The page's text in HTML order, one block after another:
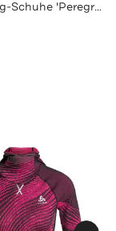
Trailrunning-Schuhe 'Peregrine 15' jade